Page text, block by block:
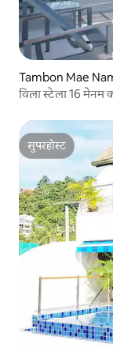
Tambon Mae
विला स्टेला 16 मेनम
सुपरहोस्ट
सुपरहोस्ट